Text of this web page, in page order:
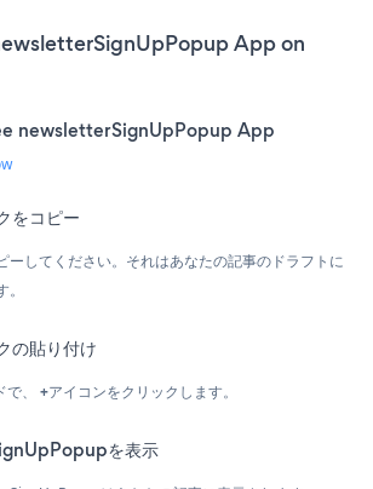
App on
newsletterSignUpPopup App
をコピー
ーしてください。それはあなたの記事のドラフトに
の貼り付け
、 +アイコンをクリックします。
を表示